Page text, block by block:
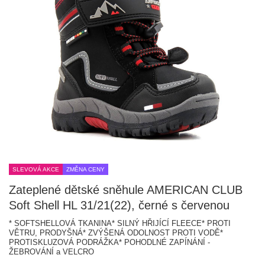
SLEVOVÁ AKCE ZMĚNA CENY
Zateplené dětské sněhule AMERICAN CLUB
Soft Shell HL 31/21(22), černé s červenou
* SOFTSHELLOVÁ TKANINA* SILNÝ HŘIJÍCÍ FLEECE* PROTI
VĚTRU, PRODYŠNÁ* ZVÝŠENÁ ODOLNOST PROTI VODĚ*
PROTISKLUZOVÁ PODRÁŽKA* POHODLNÉ ZAPÍNÁNÍ -
ŽEBROVÁNÍ a VELCRO